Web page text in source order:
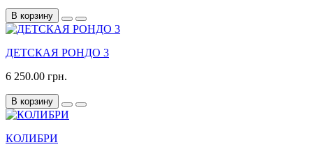
В корзину
ДЕТСКАЯ РОНДО 3
6 250.00 грн.
В корзину
КОЛИБРИ